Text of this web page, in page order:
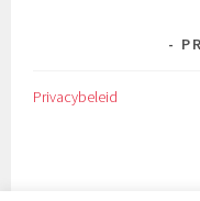
Privacybeleid